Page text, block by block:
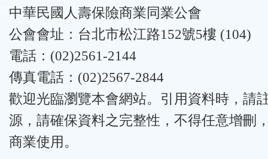
:::中華民國人壽保險商業同業公會
公會會址：台北市松江路152號5樓 (104)
電話：(02)2561-2144
傳真電話：(02)2567-2844
歡迎光臨瀏覽本會網站。引用資料時，請
源，請確保資料之完整性，不得任意增刪
商業使用。